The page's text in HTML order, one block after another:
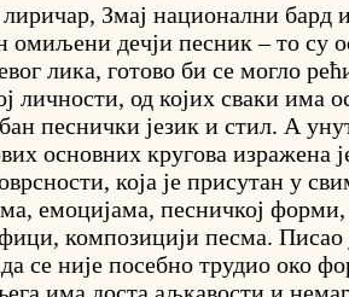
лиричар, Змај национални бард
омиљени дечји песник – то су
лика, готово би се могло
личности, од којих сваки има
песнички језик и стил. А
основних кругова изражена
која је присутан у
емоцијама, песничкој
композицији песма. Писао
се није посебно трудио око